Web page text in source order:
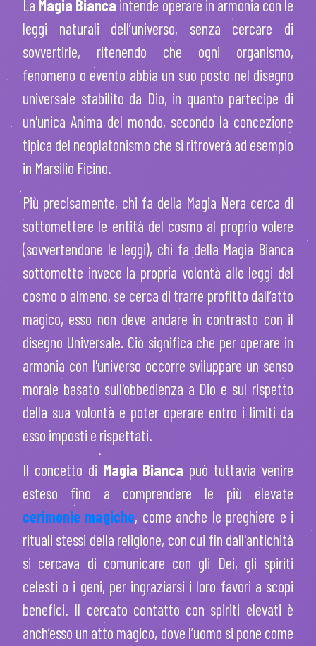
La Magia Bianca intende operare in armonia con le
leggi naturali dell’universo, senza cercare di
sovvertirle, ritenendo che ogni organismo,
fenomeno o evento abbia un suo posto nel disegno
universale stabilito da Dio, in quanto partecipe di
un'unica Anima del mondo, secondo la concezione
tipica del neoplatonismo che si ritroverà ad esempio
in Marsilio Ficino.
Più precisamente, chi fa della Magia Nera cerca di
sottomettere le entità del cosmo al proprio volere
(sovvertendone le leggi), chi fa della Magia Bianca
sottomette invece la propria volontà alle leggi del
cosmo o almeno, se cerca di trarre profitto dall’atto
magico, esso non deve andare in contrasto con il
disegno Universale. Ciò significa che per operare in
armonia con l'universo occorre sviluppare un senso
morale basato sull'obbedienza a Dio e sul rispetto
della sua volontà e poter operare entro i limiti da
esso imposti e rispettati.
Il concetto di Magia Bianca può tuttavia venire
esteso fino a comprendere le più elevate
cerimonie magiche, come anche le preghiere e i
rituali stessi della religione, con cui fin dall'antichità
si cercava di comunicare con gli Dei, gli spiriti
celesti o i geni, per ingraziarsi i loro favori a scopi
benefici. Il cercato contatto con spiriti elevati è
anch’esso un atto magico, dove l’uomo si pone come